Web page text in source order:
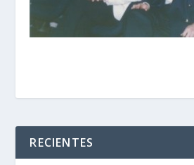
RECIENTES